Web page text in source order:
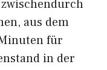
aus dem
für
in der